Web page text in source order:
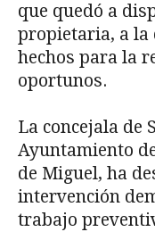
que quedó a
propietaria, a la
hechos para la
oportunos.
La concejala de
Ayuntamiento
de Miguel, ha
intervención
trabajo